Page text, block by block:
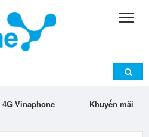
4G Vinaphone Khuyến mãi